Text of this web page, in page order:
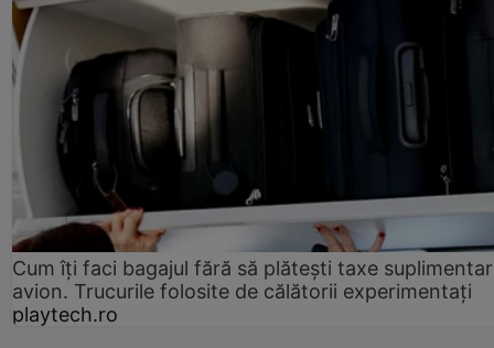
Cum îți faci bagajul fără să plătești taxe
avion. Trucurile folosite de călătorii experimentați
playtech.ro